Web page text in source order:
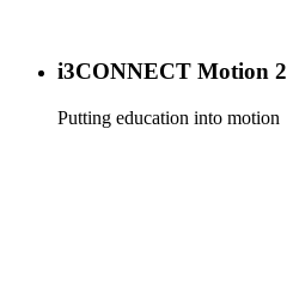
i3CONNECT Motion 2
Putting education into motion